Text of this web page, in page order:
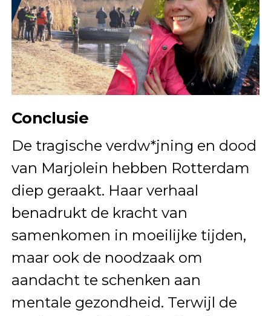
Conclusie
De tragische verdw*jning en dood
van Marjolein hebben Rotterdam
diep geraakt. Haar verhaal
benadrukt de kracht van
samenkomen in moeilijke tijden,
maar ook de noodzaak om
aandacht te schenken aan
mentale gezondheid. Terwijl de